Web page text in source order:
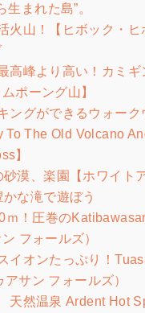
生まれた島”。
火山！【ヒボック・ヒ
高峰より高い！カミギ
ポーング山】
ングができるウォーク
To The Old Volcano
】
漠、楽園【ホワイト
な滝で遊ぼう
ｍ！圧巻の
フォールズ）
イオンたっぷり！
サン フォールズ）
然温泉 Ardent Hot